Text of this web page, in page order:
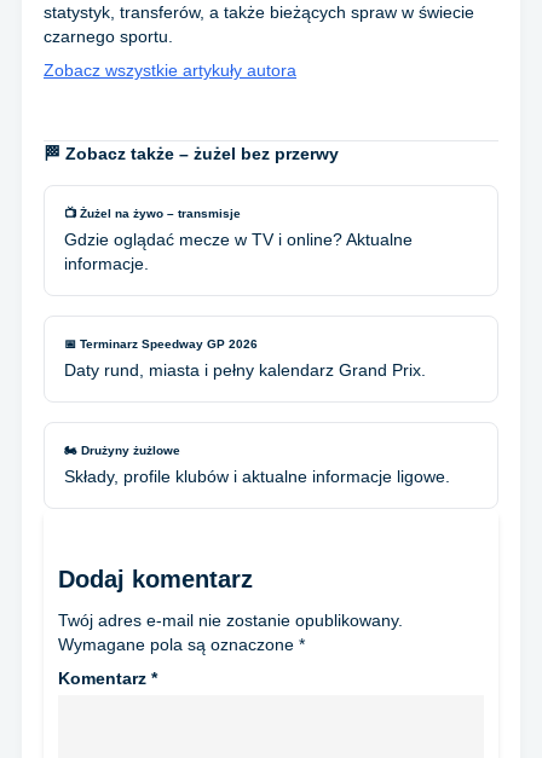
statystyk, transferów, a także bieżących spraw w świecie
czarnego sportu.
Zobacz wszystkie artykuły autora
🏁 Zobacz także – żużel bez przerwy
📺 Żużel na żywo – transmisje
Gdzie oglądać mecze w TV i online? Aktualne
informacje.
📅 Terminarz Speedway GP 2026
Daty rund, miasta i pełny kalendarz Grand Prix.
🏍️ Drużyny żużlowe
Składy, profile klubów i aktualne informacje ligowe.
Dodaj komentarz
Twój adres e-mail nie zostanie opublikowany.
Wymagane pola są oznaczone *
Komentarz *